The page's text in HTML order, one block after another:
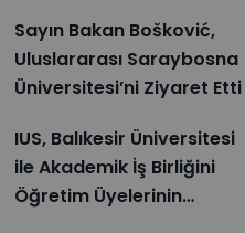
Sayın Bakan Bošković,
Uluslararası Saraybosna
Üniversitesi’ni Ziyaret Etti
IUS, Balıkesir Üniversitesi
ile Akademik İş Birliğini
Öğretim Üyelerinin…